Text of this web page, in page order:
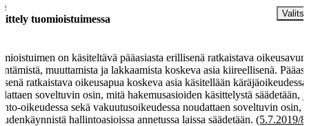
tuomioistuimessa
on käsiteltävä pääasiasta erillisenä ratkaistava oikeusavun
muuttamista ja lakkaamista koskeva asia kiireellisenä.
ratkaistava oikeusapua koskeva asia käsitellään käräjäoikeudessa
soveltuvin osin, mitä hakemusasioiden käsittelystä säädetään,
oikeudessa sekä vakuutusoikeudessa noudattaen soveltuvin osin,
hallintoasioissa annetussa laissa säädetään. (5.7.2019/